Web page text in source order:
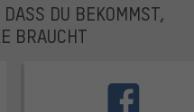
DU BEKOMMST,
BRAUCHT